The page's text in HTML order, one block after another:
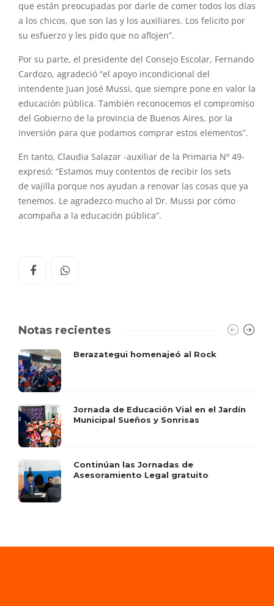
que están preocupadas por darle de comer todos los días
a los chicos, que son las y los auxiliares. Los felicito por
su esfuerzo y les pido que no aflojen”.
Por su parte, el presidente del Consejo Escolar, Fernando
Cardozo, agradeció “el apoyo incondicional del
intendente Juan José Mussi, que siempre pone en valor la
educación pública. También reconocemos el compromiso
del Gobierno de la provincia de Buenos Aires, por la
inversión para que podamos comprar estos elementos”.
En tanto, Claudia Salazar -auxiliar de la Primaria Nº 49-
expresó: “Estamos muy contentos de recibir los sets
de vajilla porque nos ayudan a renovar las cosas que ya
tenemos. Le agradezco mucho al Dr. Mussi por cómo
acompaña a la educación pública”.
Notas recientes
Berazategui homenajeó al Rock
Jornada de Educación Vial en el Jardín
Municipal Sueños y Sonrisas
Continúan las Jornadas de
Asesoramiento Legal gratuito